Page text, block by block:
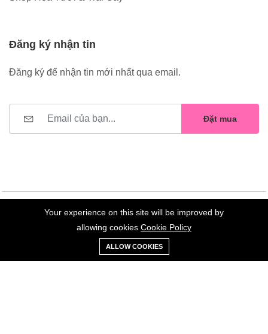
Đăng ký nhận tin
Đăng ký để nhận tin mới nhất qua email.
Đặt mua
©2023 Hoa Nelly . All Rights Reserved.
0
Xe
đẩy
Danh sách
yêu thích
Your experience on this site will be improved by
allowing cookies Cookie Policy
ALLOW COOKIES